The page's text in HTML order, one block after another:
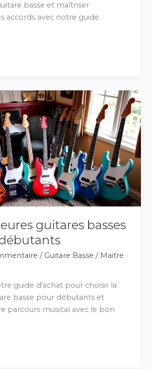
basse et maîtriser
accords avec notre guide
guitares basses
/ Guitare Basse / Maitre
guide d’achat pour choisir la
basse pour débutants et
parcours musical avec le bon